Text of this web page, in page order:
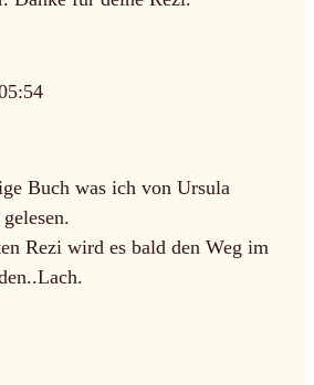
Buch was ich von Ursula
Rezi wird es bald den Weg im